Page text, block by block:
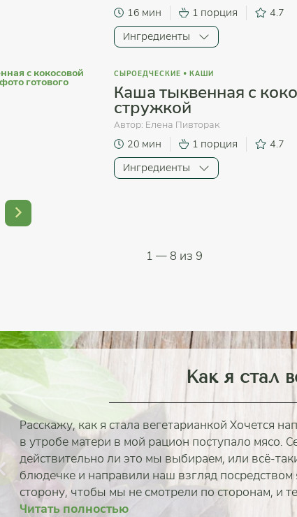
16 мин 1 порция
4.7
Ингредиенты
СЫРОЕДЧЕСКИЕ • КАШИ
Каша тыквенная с
стружкой
Автор: Елена Пивторак
20 мин 1 порция
4.7
Ингредиенты
1 — 8 из 9
Как я стал
Расскажу, как я стала вегетарианкой Хочется
в утробе матери в мой рацион поступало мясо.
действительно ли это мы выбираем, или всё-
блюдечке и направили наш взгляд
сторону, чтобы мы не смотрели по сторонам, и
Читать полностьюЧитать полностью
Читать полностью
Читать полностью
Читать полностью
Читать полностью
Читать полностью
Читать полностью